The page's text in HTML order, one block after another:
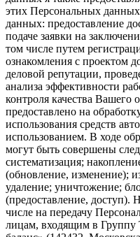
этих Персональных
данных: предоставление
подаче заявки на
том числе путем
ознакомления с проектом
деловой репутации,
анализа эффективности
контроля качества Вашего
предоставлено на
использования средств
использованием. В ходе
могут быть совершены
систематизация;
(обновление, изменение);
удаление; уничтожение;
(предоставление, доступ).
числе на передачу
лицам, входящим в